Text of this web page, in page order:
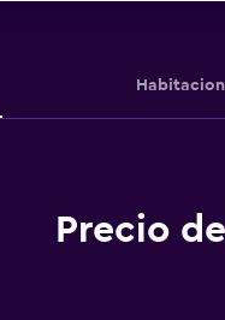
Precio